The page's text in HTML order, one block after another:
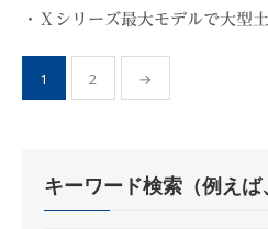
・Ｘシリーズ最大モデルで大型
投
稿
ー
1 2 →
キーワード検索（例えば